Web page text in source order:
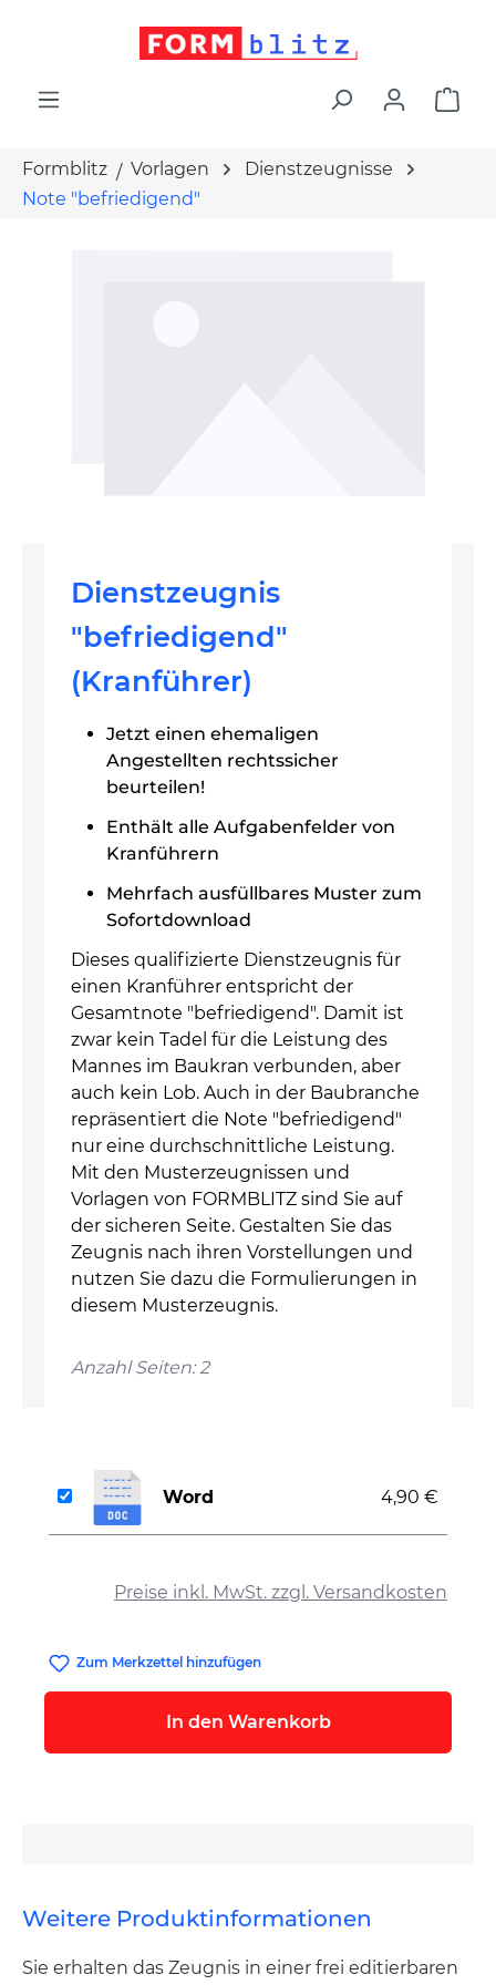
Formblitz Vorlagen
Dienstzeugnisse
Note "befriedigend"
Dienstzeugnis
"befriedigend"
(Kranführer)
Jetzt einen ehemaligen
Angestellten rechtssicher
beurteilen!
Enthält alle Aufgabenfelder von
Kranführern
Mehrfach ausfüllbares Muster zum
Sofortdownload
Dieses qualifizierte Dienstzeugnis für
einen Kranführer entspricht der
Gesamtnote "befriedigend". Damit ist
zwar kein Tadel für die Leistung des
Mannes im Baukran verbunden, aber
auch kein Lob. Auch in der Baubranche
repräsentiert die Note "befriedigend"
nur eine durchschnittliche Leistung.
Mit den Musterzeugnissen und
Vorlagen von FORMBLITZ sind Sie auf
der sicheren Seite. Gestalten Sie das
Zeugnis nach ihren Vorstellungen und
nutzen Sie dazu die Formulierungen in
diesem Musterzeugnis.
Anzahl Seiten: 2
Preise inkl. MwSt. zzgl. Versandkosten
Word 4,90 €
Zum Merkzettel hinzufügen
In den Warenkorb
Weitere Produktinformationen
Sie erhalten das Zeugnis in einer frei editierbaren